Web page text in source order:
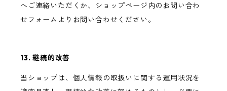
へご連絡いただくか、ショップページ内のお問い合わ
せフォームよりお問い合わせください。
13. 継続的改善
当ショップは、個人情報の取扱いに関する運用状況を